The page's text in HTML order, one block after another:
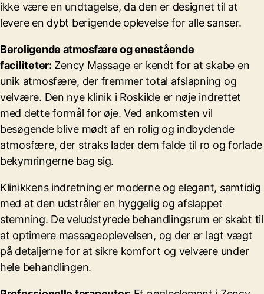
ikke være en undtagelse, da den er designet til at
levere en dybt berigende oplevelse for alle sanser.
Beroligende atmosfære og enestående
faciliteter: Zency Massage er kendt for at skabe en
unik atmosfære, der fremmer total afslapning og
velvære. Den nye klinik i Roskilde er nøje indrettet
med dette formål for øje. Ved ankomsten vil
besøgende blive mødt af en rolig og indbydende
atmosfære, der straks lader dem falde til ro og forlade
bekymringerne bag sig.
Klinikkens indretning er moderne og elegant, samtidig
med at den udstråler en hyggelig og afslappet
stemning. De veludstyrede behandlingsrum er skabt til
at optimere massageoplevelsen, og der er lagt vægt
på detaljerne for at sikre komfort og velvære under
hele behandlingen.